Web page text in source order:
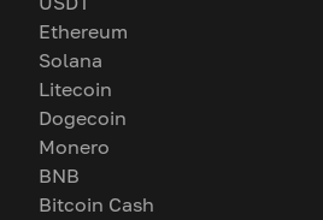
Ethereum
Solana
Litecoin
Dogecoin
Monero
BNB
Bitcoin Cash